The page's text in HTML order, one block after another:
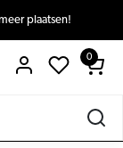
plaatsen!
0